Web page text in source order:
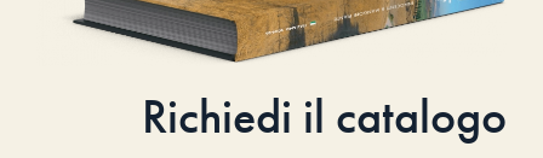
Richiedi il catalogo